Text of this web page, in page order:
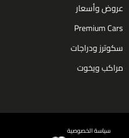
عروض وأسعار
Premium Cars
سكوترز ودراجات
مراكب ويخوت
سياسة الخصوصية